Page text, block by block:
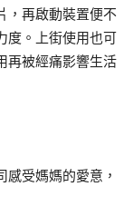
再啟動裝置便不
度。上街使用也可
再被經痛影響生活
受媽媽的愛意，